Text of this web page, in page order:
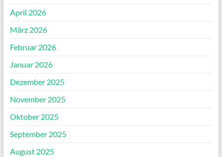
April 2026
März 2026
Februar 2026
Januar 2026
Dezember 2025
November 2025
Oktober 2025
September 2025
August 2025